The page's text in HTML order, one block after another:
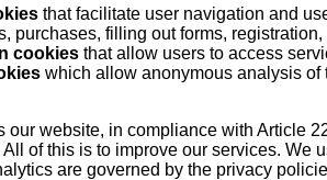
that facilitate user navigation and
purchases, filling out forms,
cookies that allow users to access
which allow anonymous analysis
our website, in compliance with Article
of this is to improve our services.
are governed by the privacy